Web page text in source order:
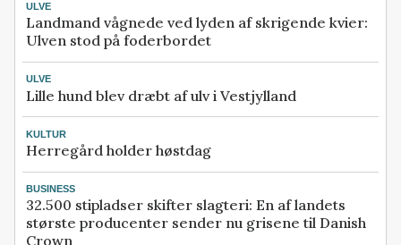
ULVE
Landmand vågnede ved lyden af skrigende kvier:
Ulven stod på foderbordet
ULVE
Lille hund blev dræbt af ulv i Vestjylland
KULTUR
Herregård holder høstdag
BUSINESS
32.500 stipladser skifter slagteri: En af landets
største producenter sender nu grisene til Danish
Crown